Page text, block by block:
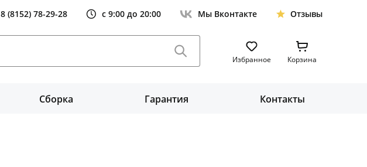
8 (8152) 78-29-28 с 9:00 до 20:00 Мы Вконтакте Отзывы
Избранное Корзина
Сборка Гарантия Контакты